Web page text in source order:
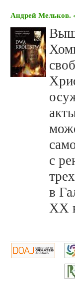
Андрей Мельков.
с
в
ХХ